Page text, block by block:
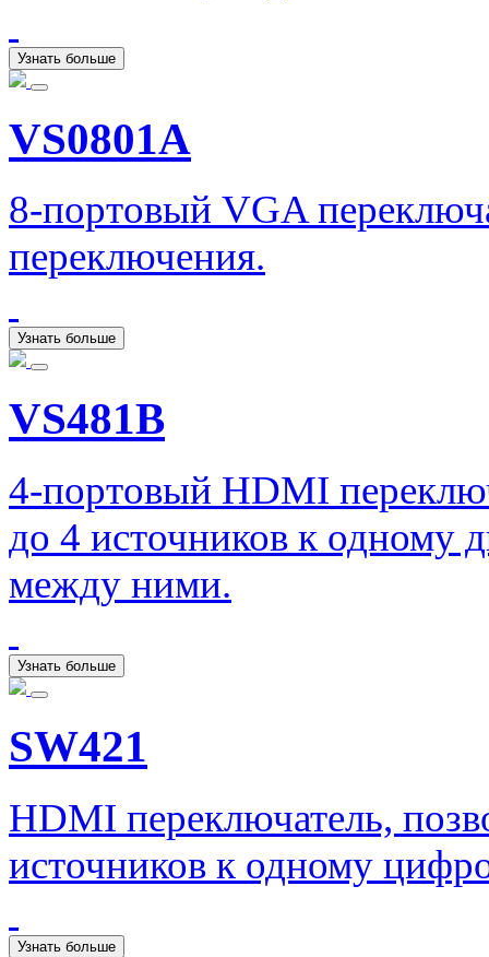
Узнать больше
VS0801A
8-портовый VGA
переключения.
Узнать больше
VS481B
4-портовый HDMI
до 4 источников к одному
между ними.
Узнать больше
SW421
HDMI переключатель,
источников к одному
Узнать больше